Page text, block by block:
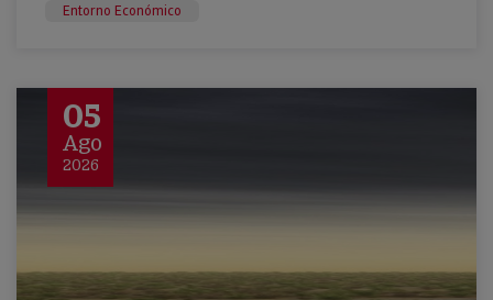
Entorno Económico
05
Ago
2026